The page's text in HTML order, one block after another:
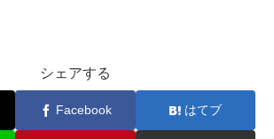
シェアする
Facebook はてブ